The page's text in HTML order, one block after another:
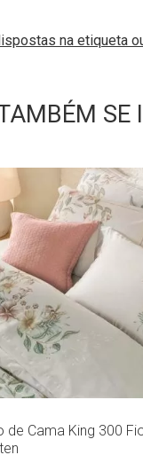
na etiqueta
SE
de Cama King 300